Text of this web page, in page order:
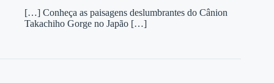
[…] Conheça as paisagens deslumbrantes do Cânion
Takachiho Gorge no Japão […]